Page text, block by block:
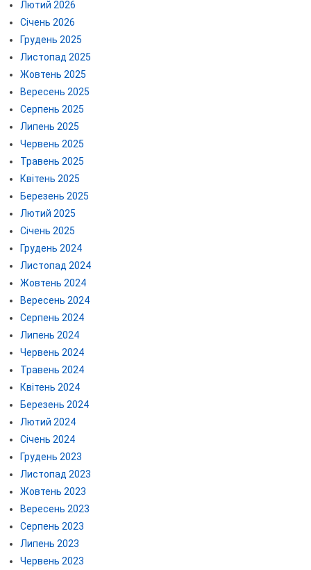
Лютий 2026
Січень 2026
Грудень 2025
Листопад 2025
Жовтень 2025
Вересень 2025
Серпень 2025
Липень 2025
Червень 2025
Травень 2025
Квітень 2025
Березень 2025
Лютий 2025
Січень 2025
Грудень 2024
Листопад 2024
Жовтень 2024
Вересень 2024
Серпень 2024
Липень 2024
Червень 2024
Травень 2024
Квітень 2024
Березень 2024
Лютий 2024
Січень 2024
Грудень 2023
Листопад 2023
Жовтень 2023
Вересень 2023
Серпень 2023
Липень 2023
Червень 2023